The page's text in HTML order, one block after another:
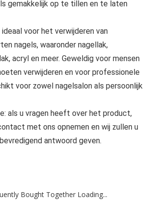
gemakkelijk op te tillen en te laten
voor het verwijderen van
nagels, waaronder nagellak,
acryl en meer. Geweldig voor mensen
verwijderen en voor professionele
voor zowel nagelsalon als persoonlijk
als u vragen heeft over het product,
met ons opnemen en wij zullen u
antwoord geven.
Bought Together Loading...